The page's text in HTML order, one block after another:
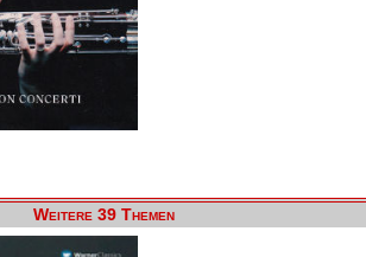
Weitere 39 Themen